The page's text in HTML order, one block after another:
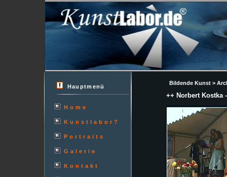
Hauptmenü
Home
Kunstlabor?
Portraits
Galerie
Kontakt
Bildende Kunst >
++ Norbert Kostka